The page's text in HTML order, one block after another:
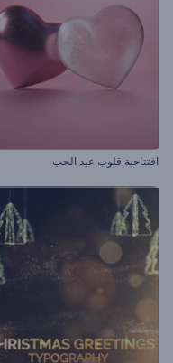
افتتاحية قلوب عيد الحب